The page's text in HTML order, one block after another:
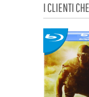
I CLIENTI